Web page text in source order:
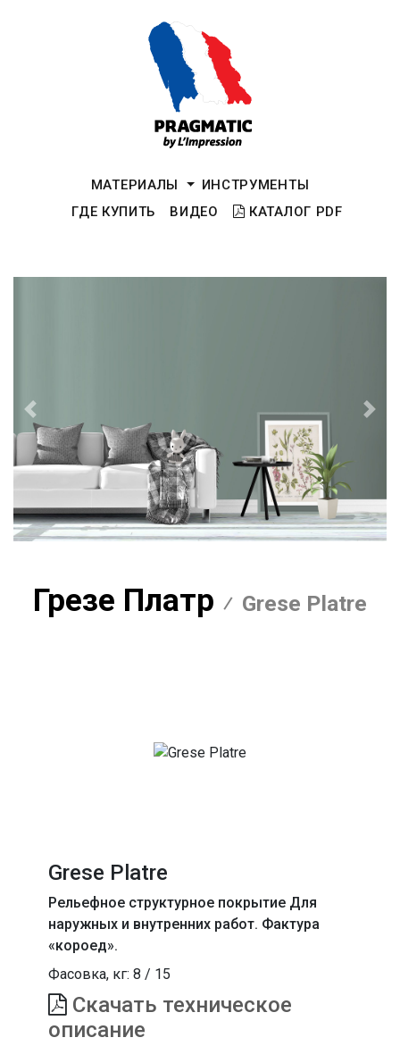
МАТЕРИАЛЫ
ИНСТРУМЕНТЫ
ГДЕ КУПИТЬ
ВИДЕО КАТАЛОГ PDF
Предыдущий
Грезе Платр Grese Platre
Grese Platre
Рельефное структурное покрытие Для
наружных и внутренних работ. Фактура
«короед».
Фасовка, кг: 8 / 15
Скачать техническое
описание